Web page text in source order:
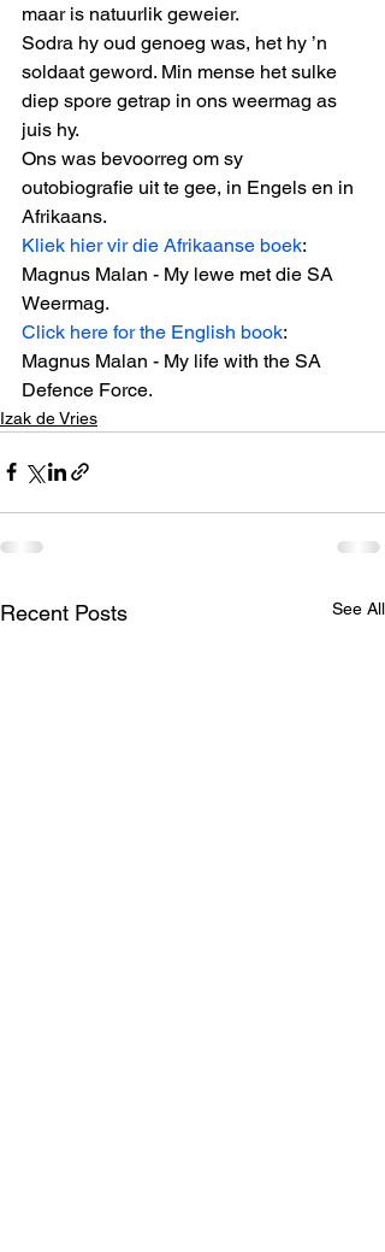
maar is natuurlik geweier.
Sodra hy oud genoeg was, het hy ’n
soldaat geword. Min mense het sulke
diep spore getrap in ons weermag as
juis hy.
Ons was bevoorreg om sy
outobiografie uit te gee, in Engels en in
Afrikaans.
Kliek hier vir die Afrikaanse boek:
Magnus Malan - My lewe met die SA
Weermag.
Click here for the English book:
Magnus Malan - My life with the SA
Defence Force.
Izak de Vries
Recent Posts See All